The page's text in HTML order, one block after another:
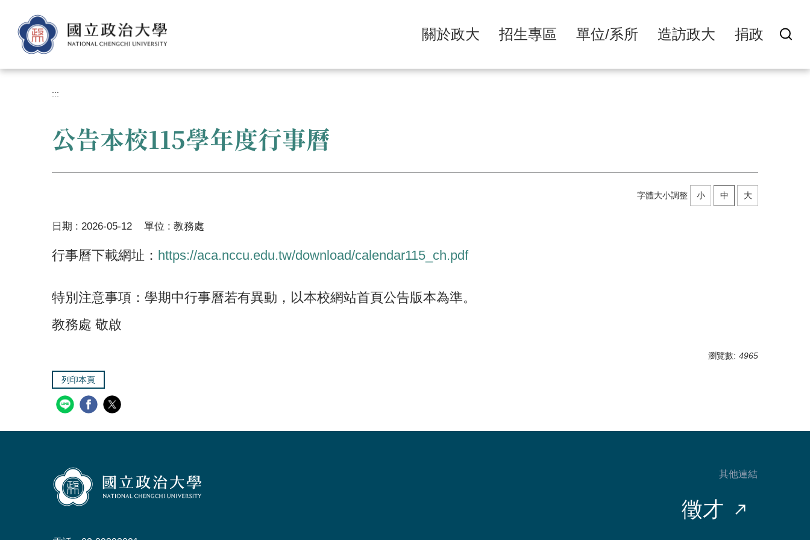
容
關於政大 招生專區 單位/系所 造訪政大 捐政
:::
公告本校115學年度行事曆
字體大小調整 小 中 大
日期 : 2026-05-12 單位 : 教務處
行事曆下載網址： https://aca.nccu.edu.tw/download/calendar115_ch.pdf
特別注意事項：學期中行事曆若有異動，以本校網站首頁公告版本為準。
教務處 敬啟
瀏覽數: 4965
列印本頁
其他連結
徵才